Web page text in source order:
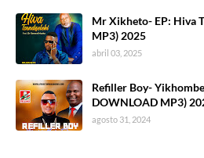
Mr Xikheto- EP: Hiva
MP3) 2025
abril 03, 2025
Refiller Boy-
DOWNLOAD MP3)
agosto 31, 2024